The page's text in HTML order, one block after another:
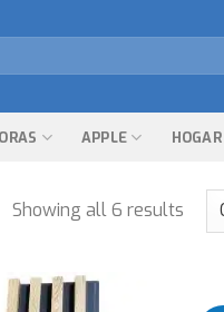
APPLE HOGAR
Showing all 6 results